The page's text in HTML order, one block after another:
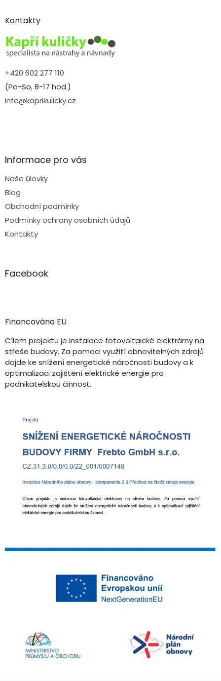
aKontakty
+420 602 277 110
(Po-So, 8-17 hod.)
info@kaprikulicky.cz
Informace pro vás
Naše úlovky
Blog
Obchodní podmínky
Podmínky ochrany osobních údajů
Kontakty
Facebook
Financováno EU
Cílem projektu je instalace fotovoltaické elektrárny na
střeše budovy. Za pomoci využití obnovitelných zdrojů
dojde ke snížení energetické náročnosti budovy a k
optimalizaci zajištění elektrické energie pro
podnikatelskou činnost.